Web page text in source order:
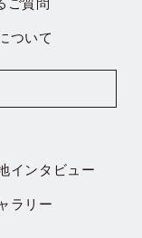
ついて
インタビュー
ラリー